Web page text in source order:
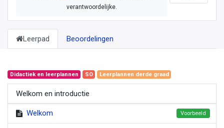
verantwoordelijke.
Leerpad Beoordelingen
Didactiek en leerplannen SO Leerplannen derde graad
Welkom en introductie
Welkom Voorbeeld